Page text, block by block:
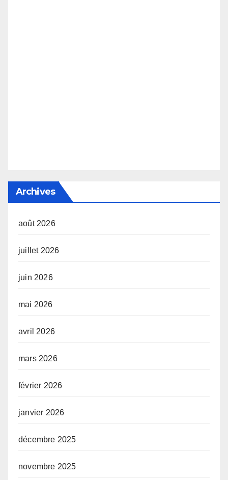
Archives
août 2026
juillet 2026
juin 2026
mai 2026
avril 2026
mars 2026
février 2026
janvier 2026
décembre 2025
novembre 2025